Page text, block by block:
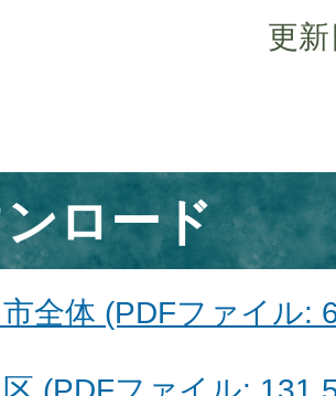
更
ロード
全体 (PDFファイル: